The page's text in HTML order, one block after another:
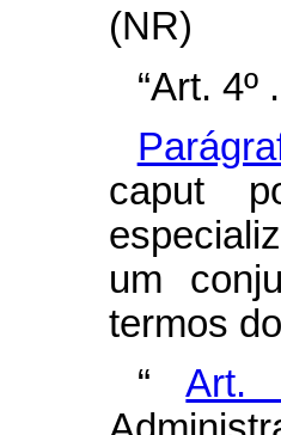
(NR)
“Art.
caput
um
termos
“Art.